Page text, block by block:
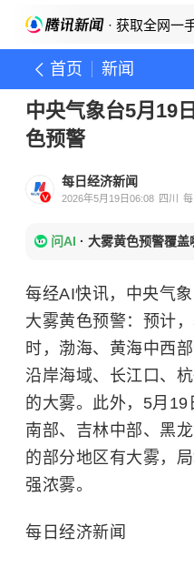
· 获取全网一
首页 新闻
中央气象台5月19
色预警
每日经济新闻
2026年5月19日06:08 四川
问AI · 大雾黄色预警覆盖
每经AI快讯，中央气
大雾黄色预警：预计
时，渤海、黄海中西
沿岸海域、长江口、
的大雾。此外，5月
南部、吉林中部、黑
的部分地区有大雾，
强浓雾。
每日经济新闻